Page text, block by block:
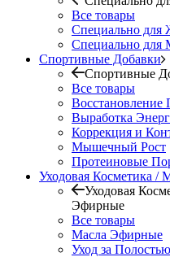
Все товары
Специально для
Специально для
Спортивные Добавки
Спортивные
Все товары
Восстановление
Выработка
Коррекция и
Мышечный Рост
Протеиновые
Уходовая Косметика /
Уходовая
Эфирные
Все товары
Масла Эфирные
Уход за